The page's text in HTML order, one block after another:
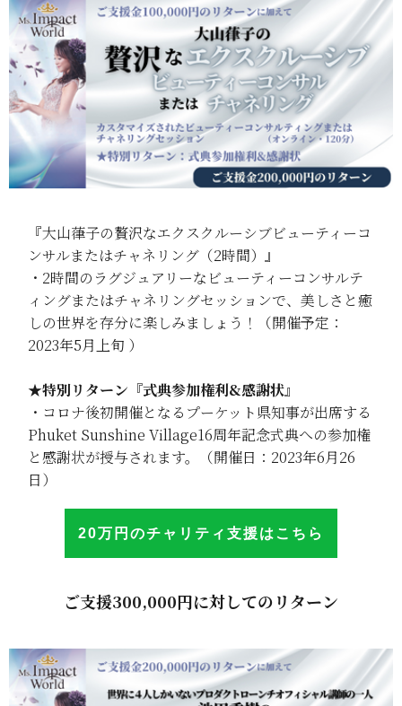
『大山葎子の贅沢なエクスクルーシブビューティーコ
ンサルまたはチャネリング（2時間）』
・2時間のラグジュアリーなビューティーコンサルテ
ィングまたはチャネリングセッションで、美しさと癒
しの世界を存分に楽しみましょう！（開催予定：
2023年5月上旬 ）
★特別リターン『式典参加権利&感謝状』
・コロナ後初開催となるプーケット県知事が出席する
Phuket Sunshine Village16周年記念式典への参加権
と感謝状が授与されます。（開催日：2023年6月26
日）
20万円のチャリテ ィ 支援はこち ら
ご支援300,000円に対してのリターン